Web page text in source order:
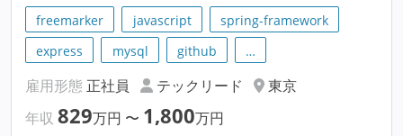
freemarker javascript
spring-framework
express
mysql github …
雇用形態 正社員 テックリード
東京
年収 829万円 〜 1,800万円